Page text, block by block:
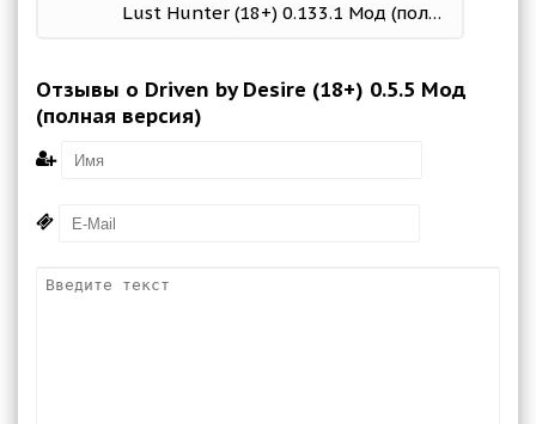
Lust Hunter (18+) 0.133.1 Мод (полная версия)
Отзывы о Driven by Desire (18+) 0.5.5 Мод
(полная версия)